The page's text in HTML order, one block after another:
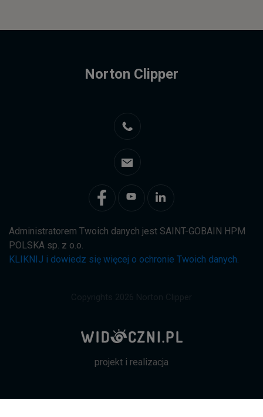
Norton Clipper
Administratorem Twoich danych jest SAINT-GOBAIN HPM
POLSKA sp. z o.o.
KLIKNIJ i dowiedz się więcej o ochronie Twoich danych.
projekt i realizacja